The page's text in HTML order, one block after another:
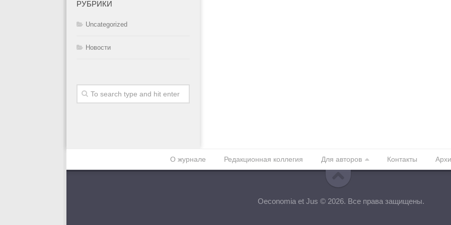
РУБРИКИ
Uncategorized
Новости
О журнале Редакционная коллегия Для авторов Контакты
Oeconomia et Jus © 2026. Все права защищены.